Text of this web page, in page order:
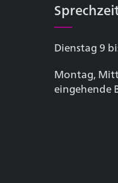
Dienstag 9
Montag,
eingehende